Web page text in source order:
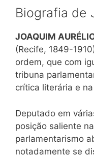
Biografia de
JOAQUIM
(Recife, 1849-
ordem, que com
tribuna
crítica literária e
Deputado em
posição saliente
parlamentarismo
notadamente se